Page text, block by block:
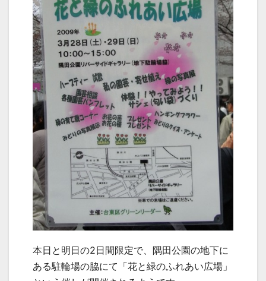
本日と明日の2日間限定で、隅田公園の地下に
ある駐輪場の脇にて「花と緑のふれあい広場」